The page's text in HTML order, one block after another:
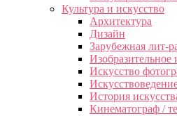
Культура и искусство
Архитектура
Дизайн
Зарубежная лит-
Изобразительное
Искусство
История
Кинематограф /